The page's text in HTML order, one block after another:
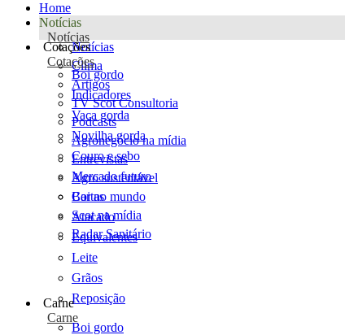
Home
Notícias
Notícias
Notícias
Clima
Artigos
TV Scot Consultoria
Podcasts
Agronegócio na mídia
Entrevistas
Agro sustentável
Cartas
Scot na mídia
Radar Sanitário
Cotações
Cotações
Boi gordo
Indicadores
Vaca gorda
Novilha gorda
Couro e sebo
Mercado futuro
Boi no mundo
Atacado
Equivalentes
Leite
Grãos
Reposição
Carne
Carne
Boi gordo